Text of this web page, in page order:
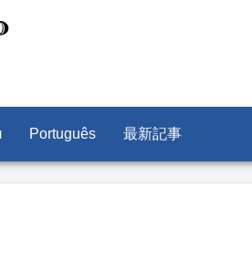
Português 最新記事